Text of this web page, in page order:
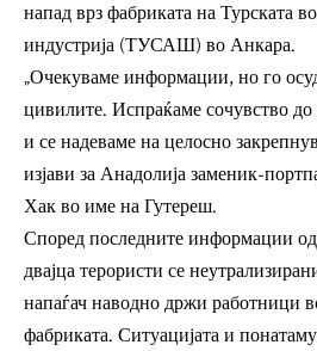
напад врз фабриката на Турската
индустрија (ТУСАШ) во Анкара.
„Очекуваме информации, но го
цивилите. Испраќаме сочувство до
и се надеваме на целосно
изјави за Анадолија заменик-
Хак во име на Гутереш.
Според последните информации
двајца терористи се
напаѓач наводно држи работници
фабриката. Ситуацијата и